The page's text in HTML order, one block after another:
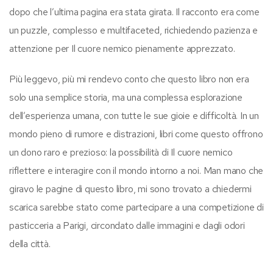
dopo che l’ultima pagina era stata girata. Il racconto era come
un puzzle, complesso e multifaceted, richiedendo pazienza e
attenzione per Il cuore nemico pienamente apprezzato.
Più leggevo, più mi rendevo conto che questo libro non era
solo una semplice storia, ma una complessa esplorazione
dell’esperienza umana, con tutte le sue gioie e difficoltà. In un
mondo pieno di rumore e distrazioni, libri come questo offrono
un dono raro e prezioso: la possibilità di Il cuore nemico
riflettere e interagire con il mondo intorno a noi. Man mano che
giravo le pagine di questo libro, mi sono trovato a chiedermi
scarica sarebbe stato come partecipare a una competizione di
pasticceria a Parigi, circondato dalle immagini e dagli odori
della città.